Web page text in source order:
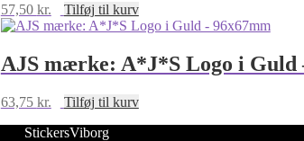
57,50 kr. Tilføj til kurv
AJS mærke: A*J*S Logo i Guld
63,75 kr.
Tilføj til kurv
StickersViborg